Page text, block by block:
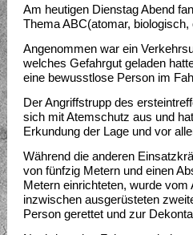
Am heutigen Dienstag Abend
Thema ABC(atomar,
Angenommen war ein
welches Gefahrgut geladen
eine bewusstlose Person im
Der Angriffstrupp des
sich mit Atemschutz aus und
Erkundung der Lage und vor
Während die anderen
von fünfzig Metern und einen
Metern einrichteten, wurde vom
inzwischen ausgerüsteten
Person gerettet und zur